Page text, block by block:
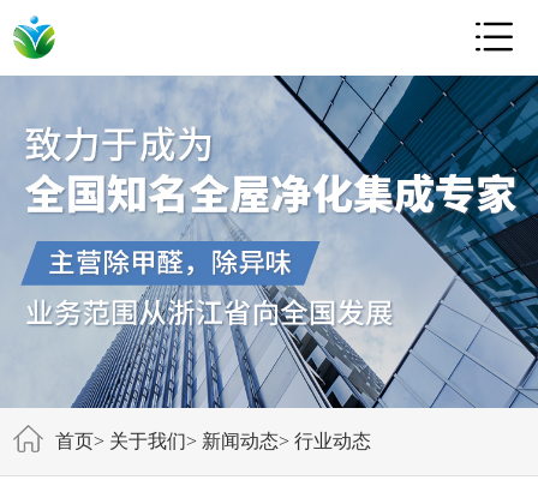

首页> 关于我们> 新闻动态>行业动态